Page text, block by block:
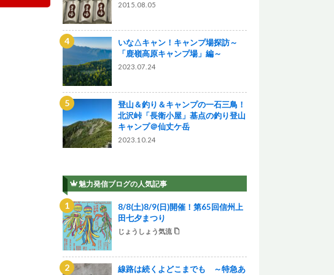
2015.08.05
いな△キャン！キャンプ場探訪～
「鹿嶺高原キャンプ場」編～
2023.07.24
登山＆釣り＆キャンプの一石三鳥！
北沢峠「長衛小屋」基点の釣り登山
キャンプ＠仙丈ケ岳
2023.10.24
魅力発信ブログの人気記事
8/8(土)8/9(日)開催！第65回信州上
田七夕まつり
じょうしょう気流
線路は続くよどこまでも ～特急あ